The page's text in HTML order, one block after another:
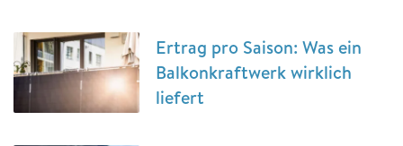
Ertrag pro Saison: Was ein
Balkonkraftwerk wirklich
liefert